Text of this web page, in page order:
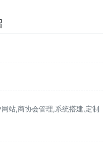
站,商协会管理,系统搭建,定制